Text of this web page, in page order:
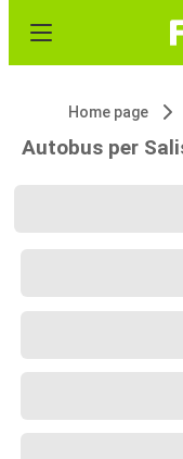
Home page
Autobus per